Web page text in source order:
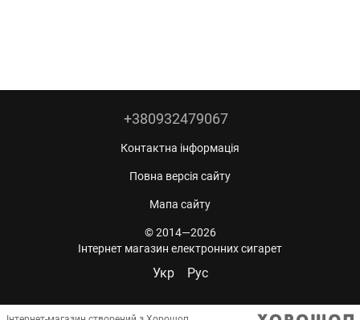
+380932479067
Контактна інформація
Повна версія сайту
Мапа сайту
© 2014—2026
Інтернет магазин електронних сигарет
Укр Рус